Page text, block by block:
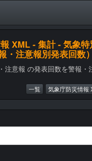
XML - 集計 - 気象
・注意報別発表回数）
注意報 の発表回数を警報・
一覧 気象庁防災情報